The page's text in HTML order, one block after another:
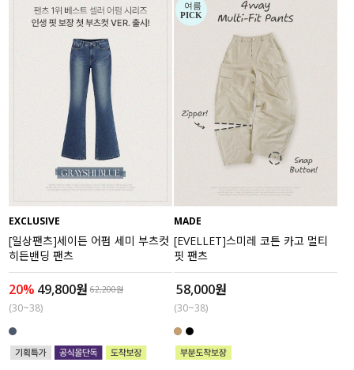
EXCLUSIVE
[일상팬츠]세이든 어펌 세미 부츠컷
히든밴딩 팬츠
20% 49,800원 62,200원
(30~38)
MADE
[EVELLET]스미레 코튼 카고 멀티
핏 팬츠
58,000원
(30~38)